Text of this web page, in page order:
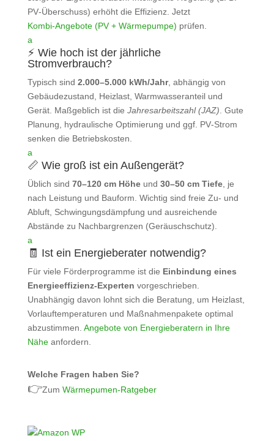
PV‑Überschuss) erhöht die Effizienz. Jetzt
Kombi‑Angebote (PV + Wärmepumpe) prüfen.
a
⚡ Wie hoch ist der jährliche
Stromverbrauch?
Typisch sind 2.000–5.000 kWh/Jahr, abhängig von
Gebäudezustand, Heizlast, Warmwasseranteil und
Gerät. Maßgeblich ist die Jahresarbeitszahl (JAZ). Gute
Planung, hydraulische Optimierung und ggf. PV‑Strom
senken die Betriebskosten.
a
📏 Wie groß ist ein Außengerät?
Üblich sind 70–120 cm Höheund 30–50 cm Tiefe, je
nach Leistung und Bauform. Wichtig sind freie Zu‑ und
Abluft, Schwingungsdämpfung und ausreichende
Abstände zu Nachbargrenzen (Geräuschschutz).
a
🧾 Ist ein Energieberater notwendig?
Für viele Förderprogramme ist die Einbindung eines
Energieeffizienz‑Experten vorgeschrieben.
Unabhängig davon lohnt sich die Beratung, um Heizlast,
Vorlauftemperaturen und Maßnahmenpakete optimal
abzustimmen. Angebote von Energieberatern in Ihre
Näheanfordern.
Welche Fragen haben Sie?
👉Zum Wärmepumen-Ratgeber